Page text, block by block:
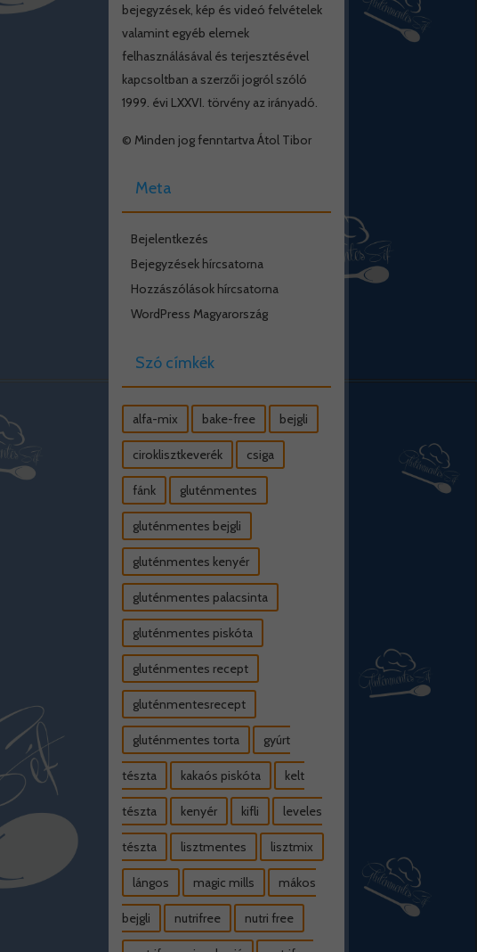
bejegyzések, kép és videó felvételek
valamint egyéb elemek
felhasználásával és terjesztésével
kapcsoltban a szerzői jogról szóló
1999. évi LXXVI. törvény az irányadó.
© Minden jog fenntartva Átol Tibor
Meta
Bejelentkezés
Bejegyzések hírcsatorna
Hozzászólások hírcsatorna
WordPress Magyarország
Szó címkék
alfa-mix bake-free bejgli
ciroklisztkeverék csiga
fánk gluténmentes
gluténmentes bejgli
gluténmentes kenyér
gluténmentes palacsinta
gluténmentes piskóta
gluténmentes recept
gluténmentesrecept
gluténmentes torta gyúrt
tészta kakaós piskóta kelt
tészta kenyér kifli leveles
tészta lisztmentes lisztmix
lángos magic mills mákos
bejgli nutrifree nutri free